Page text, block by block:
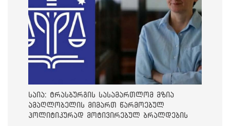
საია: ტრასბურგის სასამართლომ მზია
ამაღლობელის მიმართ წარმოებულ
პოლიტიკურად მოტივირებულ ბრალდების